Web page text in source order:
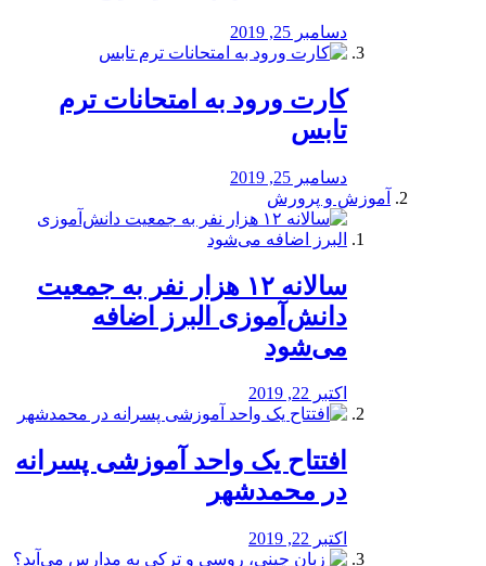
دسامبر 25, 2019
کارت ورود به امتحانات ترم
تابس
دسامبر 25, 2019
آموزش و پرورش
️سالانه ۱۲ هزار نفر به جمعیت
دانش‌آموزی البرز اضافه
می‌شود
اکتبر 22, 2019
افتتاح یک واحد آموزشی پسرانه
در محمدشهر
اکتبر 22, 2019